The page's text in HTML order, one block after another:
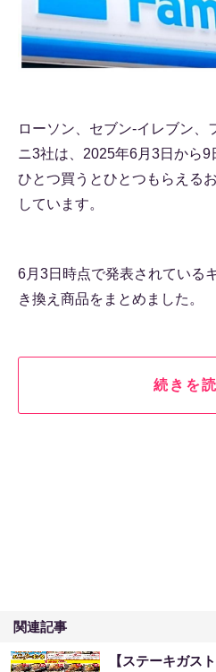
ローソン、セブン-イレブン、
ニ3社は、2025年6月3日から
ひとつ買うとひとつもらえる
しています。
6月3日時点で発表されている
き換え商品をまとめました。
続きを
関連記事
【ステーキガス